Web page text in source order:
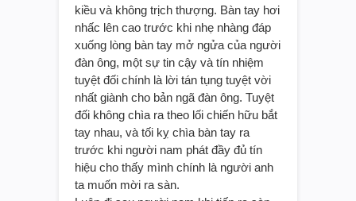
kiều và không trịch thượng. Bàn tay hơi
nhấc lên cao trước khi nhẹ nhàng đáp
xuống lòng bàn tay mở ngửa của người
đàn ông, một sự tin cậy và tín nhiệm
tuyệt đối chính là lời tán tụng tuyệt vời
nhất giành cho bản ngã đàn ông. Tuyệt
đối không chìa ra theo lối chiến hữu bắt
tay nhau, và tối kỵ chìa bàn tay ra
trước khi người nam phát đầy đủ tín
hiệu cho thấy mình chính là người anh
ta muốn mời ra sàn.